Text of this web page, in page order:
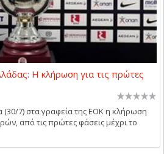
Η κλήρωση για τις πρώτες
7) στα γραφεία της ΕΟΚ η κλήρωση
από τις πρώτες φάσεις μέχρι το